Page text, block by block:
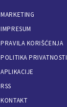
MARKETING
IMPRESUM
PRAVILA KORIŠĆENJA
POLITIKA PRIVATNOSTI
APLIKACIJE
RSS
KONTAKT